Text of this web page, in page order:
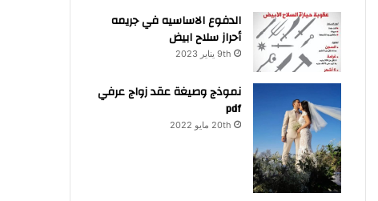
الدفوع الاساسيه في جريمه
أحراز سلاح ابيض
9th يناير 2023
نموذج وصيغة عقد زواج عرفي
pdf
20th مايو 2022